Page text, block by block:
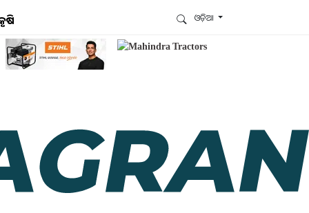
ଓଡ଼ିଆ
ଆମେ ହ୍ବାଟ୍ସଆପ୍‌ରେ ଅଛୁ ! ଆମ ହ୍ବାଟ୍ସଆପ ଗ୍ରୁପରେ
ଏବଂ ଆପଙ୍କୁ ଆବଶ୍ୟକ ହେଉଥିବା ସବୁ
ଗୁରୁତ୍ବପୂର୍ଣ୍ଣ ଅପଡେଟ୍‌ ପାଆନ୍ତୁ ପ୍ରତିଦିନ ।